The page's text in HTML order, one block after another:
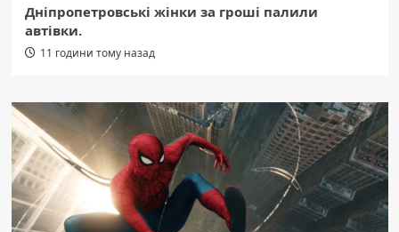
Дніпропетровські жінки за гроші палили
автівки.
11 години тому назад